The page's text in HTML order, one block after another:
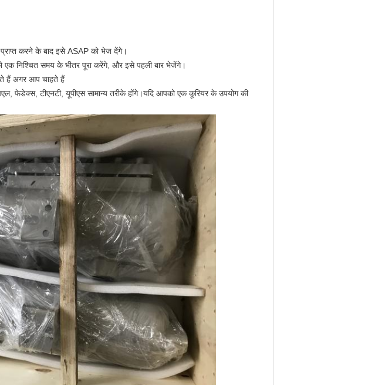
प्राप्त करने के बाद इसे ASAP को भेज देंगे।
एक निश्चित समय के भीतर पूरा करेंगे, और इसे पहली बार भेजेंगे।
हैं अगर आप चाहते हैं
फेडेक्स, टीएनटी, यूपीएस सामान्य तरीके होंगे।यदि आपको एक कूरियर के उपयोग की